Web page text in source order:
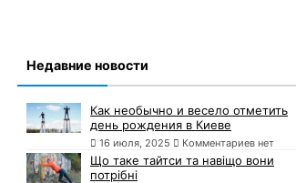
Недавние новости
Как необычно и весело отметить
день рождения в Киеве
16 июля, 2025 Комментариев нет
Що таке тайтси та навіщо вони
потрібні